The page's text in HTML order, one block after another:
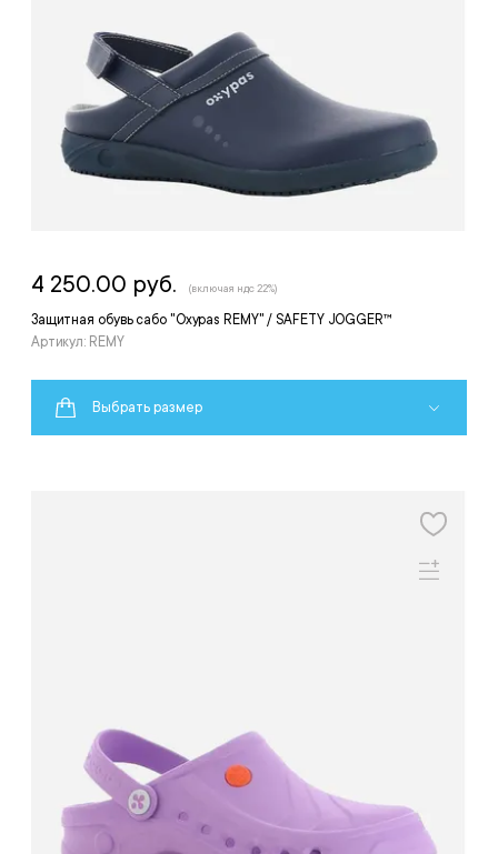
Защитная обувь сабо "Oxypas REMY" / SAFETY JOGGER™
Артикул: REMY
4 250.00 руб. (включая ндс 22%)
Выбрать размер